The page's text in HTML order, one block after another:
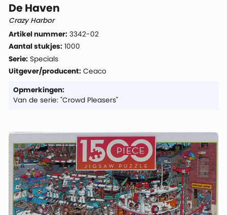
De Haven
Crazy Harbor
Artikel nummer: 3342-02
Aantal stukjes: 1000
Serie: Specials
Uitgever/producent: Ceaco
Opmerkingen:
Van de serie: "Crowd Pleasers"